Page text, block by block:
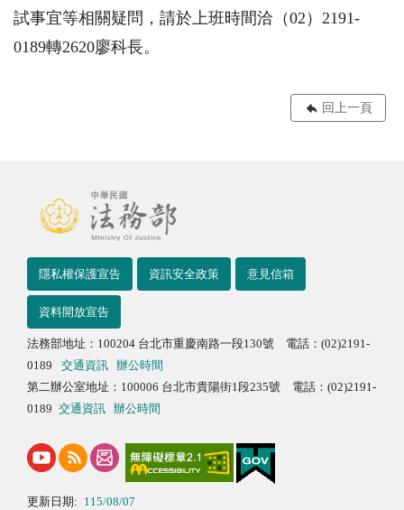
試事宜等相關疑問，請於上班時間洽（02）2191-
0189轉2620廖科長。
回上一頁
隱私權保護宣告 資訊安全政策 意見信箱
資料開放宣告
法務部地址：100204 台北市重慶南路一段130號 電話：(02)2191-
0189
交通資訊
辦公時間
第二辦公室地址：100006 台北市貴陽街1段235號 電話：(02)2191-
0189 交通資訊 辦公時間
更新日期: 115/08/07